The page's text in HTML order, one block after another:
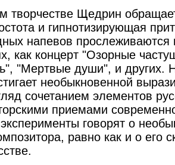
творчестве Щедрин
и гипнотизирующая
напевов прослеживаются
как концерт "Озорные
"Мертвые души", и других.
необыкновенной
сочетанием элементов
приемами
говорят о
равно как и о его